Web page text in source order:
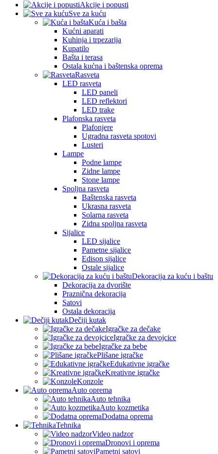
Akcije i popusti
Sve za kuću
Kuća i bašta
Kućni aparati
Kuhinja i trpezarija
Kupatilo
Bašta i terasa
Ostala kućna i baštenska oprema
Rasveta
LED rasveta
LED paneli
LED reflektori
LED trake
Plafonska rasveta
Plafonjere
Ugradna rasveta spotovi
Lusteri
Lampe
Podne lampe
Zidne lampe
Stone lampe
Spoljna rasveta
Baštenska rasveta
Ukrasna rasveta
Solarna rasveta
Zidna spoljna rasveta
Sijalice
LED sijalice
Pametne sijalice
Edison sijalice
Ostale sijalice
Dekoracija za kuću i baštu
Dekoracija za dvorište
Praznična dekoracija
Satovi
Ostala dekoracija
Dečiji kutak
Igračke za dečake
Igračke za devojcice
Igračke za bebe
Plišane igračke
Edukativne igračke
Kreativne igračke
Konzole
Auto oprema
Auto tehnika
Auto kozmetika
Dodatna oprema
Tehnika
Video nadzor
Dronovi i oprema
Pametni satovi